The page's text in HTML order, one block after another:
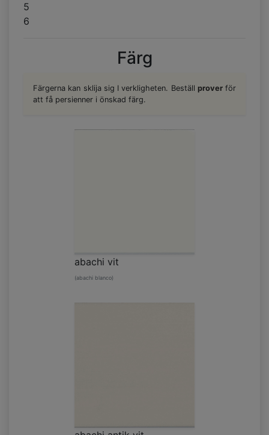
5
6
Färg
Färgerna kan sklija sig I verkligheten. Beställ proverför
att få persienner i önskad färg.
abachi vit
(abachi blanco)